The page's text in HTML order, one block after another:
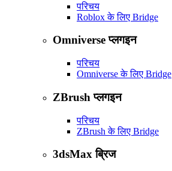
परिचय
Roblox के लिए Bridge
Omniverse प्लगइन
परिचय
Omniverse के लिए Bridge
ZBrush प्लगइन
परिचय
ZBrush के लिए Bridge
3dsMax ब्रिज